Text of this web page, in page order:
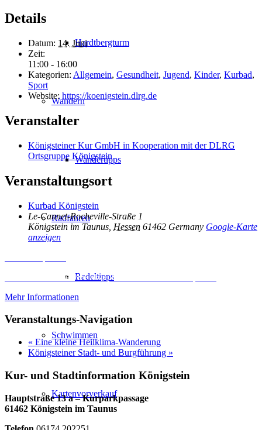
Hardtbergturm
Wandern
Wandertipps
Radfahren
Radeltipps
Schwimmen
Kartenvorverkauf
Details
Datum: 14. Juni
Zeit:
11:00 - 16:00
Kategorien: Allgemein, Gesundheit, Jugend, Kinder, Kurbad,
Sport
Website: https://koenigstein.dlrg.de
Veranstalter
Königsteiner Kur GmbH in Kooperation mit der DLRG
Ortsgruppe Königstein
Veranstaltungsort
Kurbad Königstein
Le-Cannet-Rocheville-Straße 1
Königstein im Taunus Hessen 61462 Germany Google-Karte
anzeigen
Erforderlichen Service akzeptieren und Inhalte entsperren
Mehr Informationen
Veranstaltungs-Navigation
« Eine kleine Heilklima-Wanderung
Königsteiner Stadt- und Burgführung »
Kur- und Stadtinformation Königstein
Hauptstraße 13 a – Kurparkpassage
61462 Königstein im Taunus